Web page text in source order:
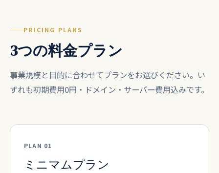
PRICING PLANS
3つの料金プラン
事業規模と目的に合わせてプランをお選びください。い
ずれも初期費用0円・ドメイン・サーバー費用込みです。
PLAN 01
ミニマムプラン